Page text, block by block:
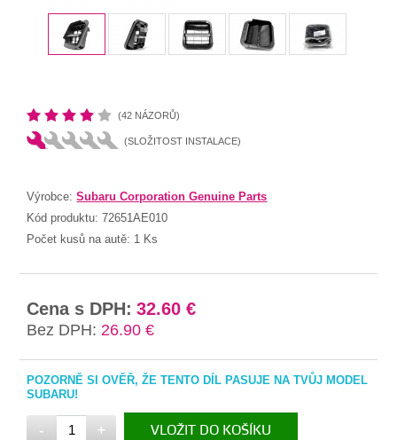
(42 NÁZORŮ)
(SLOŽITOST INSTALACE)
Výrobce:Subaru Corporation Genuine Parts
Kód produktu:72651AE010
Počet kusů na autě: 1 Ks
Cena s DPH: 32.60 €
Bez DPH: 26.90 €
POZORNĚ SI OVĚŘ, ŽE TENTO DÍL PASUJE NA TVŮJ MODEL
SUBARU!
- + VLOŽIT DO KOŠÍKU